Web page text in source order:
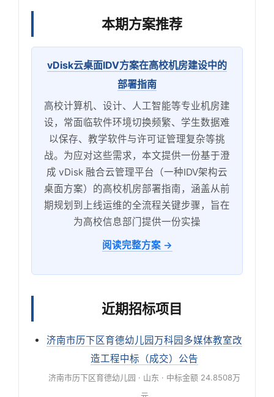
本期方案推荐
vDisk云桌面IDV方案在高校机房建设中的
部署指南
高校计算机、设计、人工智能等专业机房建
设，常面临软件环境切换频繁、学生数据难
以保存、教学软件与许可证管理复杂等挑
战。为应对这些需求，本文提供一份基于澄
成 vDisk 融合云管理平台（一种IDV架构云
桌面方案）的高校机房部署指南，涵盖从前
期规划到上线运维的全流程关键步骤，旨在
为高校信息部门提供一份实操
阅读完整方案 →
近期招标项目
济南市历下区育德幼儿园万科园多媒体教室改
造工程中标（成交）公告
济南市历下区育德幼儿园 · 山东 · 中标金额 24.8508万